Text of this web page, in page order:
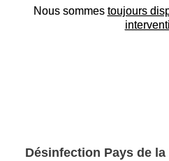
Nous sommes toujours
Désinfection Pays de la